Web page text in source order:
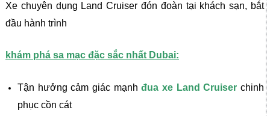
Xe chuyên dụng Land Cruiser đón đoàn tại khách sạn, bắt
đầu hành trình
khám phá sa mạc đặc sắc nhất Dubai:
Tận hưởng cảm giác mạnhđua xe Land Cruiser chinh
phục cồn cát